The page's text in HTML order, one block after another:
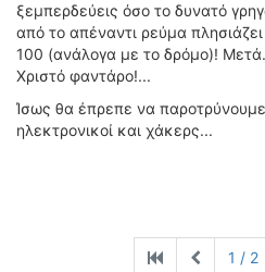
ξεμπερδεύεις όσο το δυνατό
από το απέναντι ρεύμα
100 (ανάλογα με το δρόμο)!
Χριστό φαντάρο!...
Ίσως θα έπρεπε να
ηλεκτρονικοί και χάκερς...
1 / 2